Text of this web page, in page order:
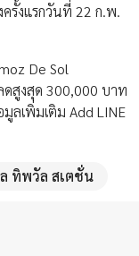
รั้งแรกวันที่ 22 ก.พ.
De Sol
ดสูงสุด 300,000 บาท
ลเพิ่มเติม Add LINE
ทิพวัล สเตชั่น